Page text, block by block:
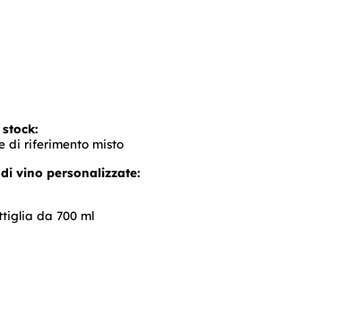
di riferimento misto
vino personalizzate:
da 700 ml